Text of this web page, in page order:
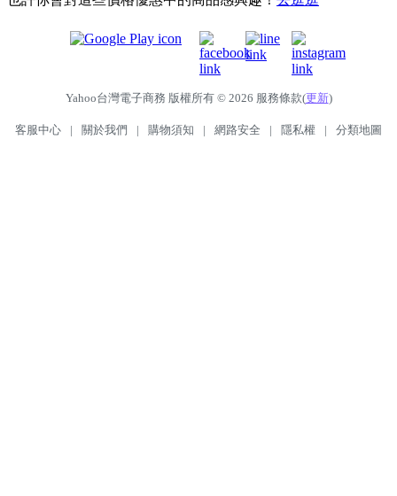
Yahoo台灣電子商務 版權所有 © 2026 服務條款(更新)
客服中心 | 關於我們 | 購物須知 | 網路安全 | 隱私權 | 分類地圖